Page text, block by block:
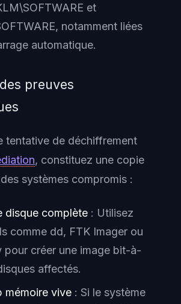
et
notamment liées
automatique.
preuves
tentative de déchiffrement
, constituez une copie
systèmes compromis :
disque complète : Utilisez
comme dd, FTK Imager ou
pour créer une image bit-à-
affectés.
mémoire vive : Si le système